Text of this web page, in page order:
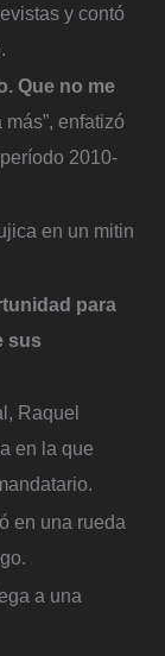
y contó
Que no me
enfatizó
2010-
en un mitin
para
sus
Raquel
en la que
en una rueda
a una